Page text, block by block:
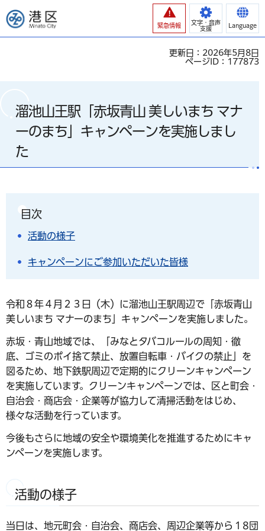
港区
緊急情報
文字・音声
支援
Language
更新日：2026年5月8日
ページID：177873
溜池山王駅「赤坂青山 美しいまち マナ
ーのまち」キャンペーンを実施しまし
た
目次
活動の様子
キャンペーンにご参加いただいた皆様
令和８年４月２３日（木）に溜池山王駅周辺で「赤坂青山
美しいまち マナーのまち」キャンペーンを実施しました。
赤坂・青山地域では、「みなとタバコルールの周知・徹
底、ゴミのポイ捨て禁止、放置自転車・バイクの禁止」を
図るため、地下鉄駅周辺で定期的にクリーンキャンペーン
を実施しています。クリーンキャンペーンでは、区と町会・
自治会・商店会・企業等が協力して清掃活動をはじめ、
様々な活動を行っています。
今後もさらに地域の安全や環境美化を推進するためにキャ
ンペーンを実施します。
活動の様子
当日は、地元町会・自治会、商店会、周辺企業等から１8団